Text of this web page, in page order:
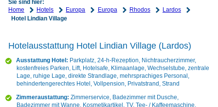
Sie sind hier:
Home
Hotels Europa Europa Rhodos
Lardos
Hotel Lindian Village
Hotelausstattung Hotel Lindian Village (Lardos)
Ausstattung Hotel: Parkplatz, 24-h-Rezeption, Nichtraucherzimmer,
kostenfreies Parken, Lift, Hotelsafe, Klimaanlage, Wechselstube, zentrale
Lage, ruhige Lage, direkte Strandlage, mehrsprachiges Personal,
behindertengerechtes Hotel, Vollpension, Privatstrand, Strand
Zimmeraustattung: Zimmerservice, Badezimmer mit Dusche,
Badezimmer mit Wanne, Kosmetikartikel, TV, Tee- / Kaffeemaschine,